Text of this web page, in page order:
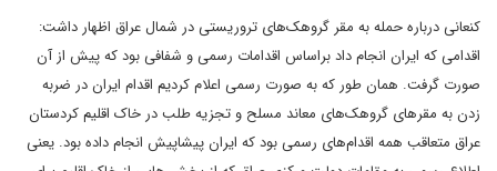
کنعانی درباره حمله به مقر گروهک‌های تروریستی در شمال عراق اظهار داشت:
اقدامی که ایران انجام داد براساس اقدامات رسمی و شفافی بود که پیش از آن
صورت گرفت. همان طور که به صورت رسمی اعلام کردیم اقدام ایران در ضربه
زدن به مقرهای گروهک‌های معاند مسلح و تجزیه طلب در خاک اقلیم کردستان
عراق متعاقب همه اقدام‌های رسمی بود که ایران پیشاپیش انجام داده بود. یعنی